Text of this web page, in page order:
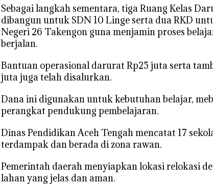
c
a
b
j
i
,
S
k
o
a
h
‎Sebagai langkah sementara, tiga Ruang Kelas
dibangun untuk SDN 10 Linge serta dua RKD
Negeri 26 Takengon guna menjamin proses
berjalan.
‎Bantuan operasional darurat Rp25 juta serta
juta juga telah disalurkan.
‎Dana ini digunakan untuk kebutuhan belajar,
perangkat pendukung pembelajaran.
‎Dinas Pendidikan Aceh Tengah mencatat 17
terdampak dan berada di zona rawan.
‎Pemerintah daerah menyiapkan lokasi relokasi
lahan yang jelas dan aman.